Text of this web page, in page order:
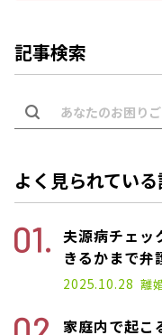
記事検索
よく見られてい
夫源病チェッ
きるかまで弁
2025.01.17
2025.10.28 離
家庭内で起こ